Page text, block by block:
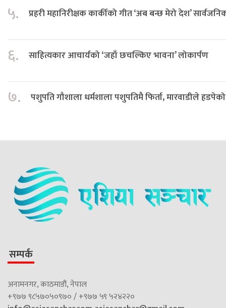
५. प्रहरी महानिरीक्षक कार्कीको गीत ‘अब बन्छ मेरो देश’
६. साहित्यकार आचार्यको ‘जहाँ छचल्किए भावना’ लोकार्पण
७. पशुपति गौशाला धर्मशाला पशुपतिमै फिर्ता, मारवाडीले
सम्पर्क
अनामनगर, काठमाडौं, नेपाल
+९७७ ९८५७०५०९७० / +९७७ ५९ ५२४२२०